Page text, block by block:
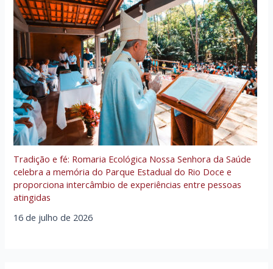
Tradição e fé: Romaria Ecológica Nossa Senhora da Saúde
celebra a memória do Parque Estadual do Rio Doce e
proporciona intercâmbio de experiências entre pessoas
atingidas
16 de julho de 2026